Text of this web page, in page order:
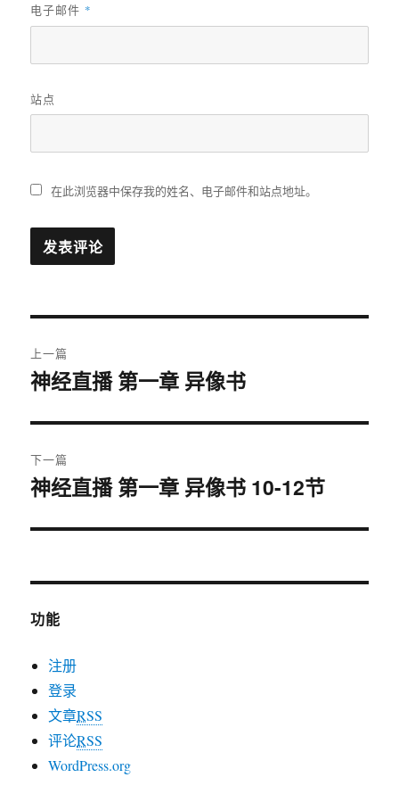
电子邮件 *
站点
在此浏览器中保存我的姓名、电子邮件和站点地址。
章
航
上一篇
上
文
章：
神经直播 第一章 异像书
下一篇
下
文
神经直播 第一章 异像书 10-12节
功能
注册
登录
文章RSS
评论RSS
WordPress.org